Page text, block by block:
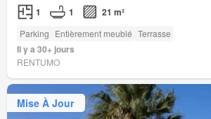
1 1 21 m²
Parking Entièrement meublé Terrasse
Il y a 30+ jours
RENTUMO
Mise À Jour